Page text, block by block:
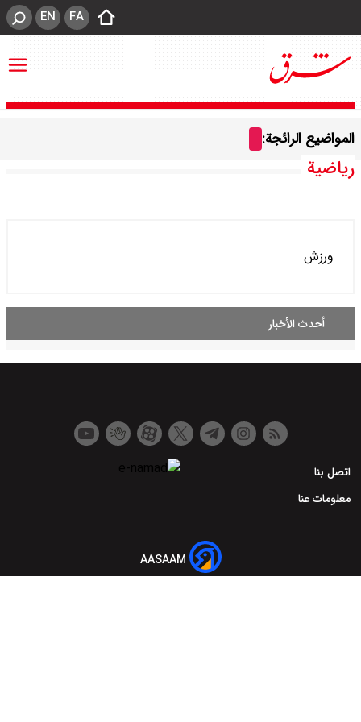
FA
EN
المواضيع الرائجة:
رياضية
ورزش
أحدث الأخبار
اتصل بنا
معلومات عنا
AASAAM